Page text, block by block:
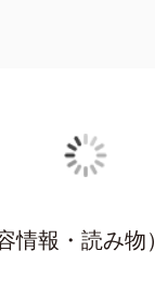
情報・読み物）